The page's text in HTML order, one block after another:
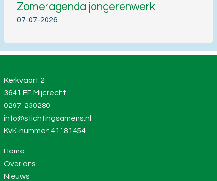
Zomeragenda jongerenwerk
07-07-2026
Kerkvaart 2
3641 EP Mijdrecht
0297-230280
info@stichtingsamens.nl
KvK-nummer: 41181454
Home
Over ons
Nieuws